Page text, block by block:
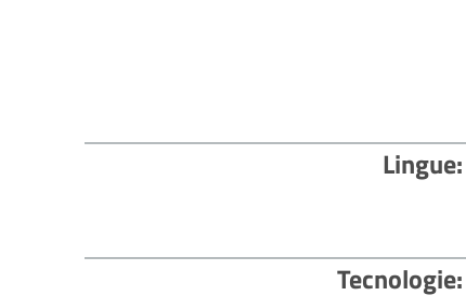
Lingue
Tecnologie